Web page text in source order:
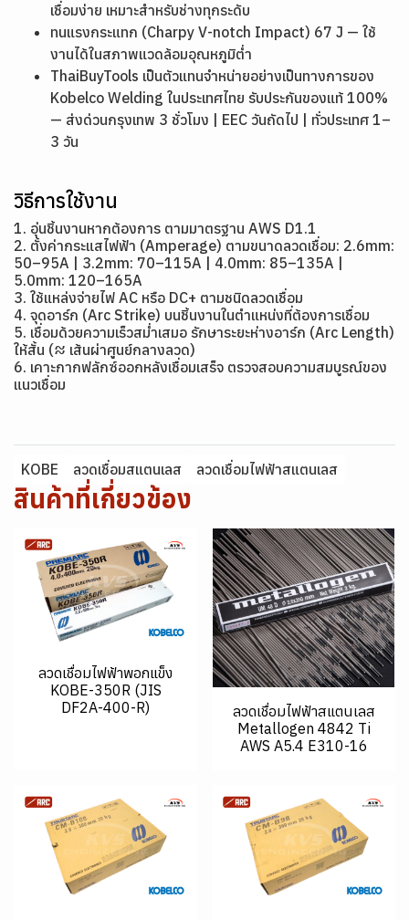
เชื่อมง่าย เหมาะสำหรับช่างทุกระดับ
ทนแรงกระแทก (Charpy V-notch Impact) 67 J — ใช้
งานได้ในสภาพแวดล้อมอุณหภูมิต่ำ
ThaiBuyTools เป็นตัวแทนจำหน่ายอย่างเป็นทางการของ
Kobelco Welding ในประเทศไทย รับประกันของแท้ 100%
— ส่งด่วนกรุงเทพ 3 ชั่วโมง | EEC วันถัดไป | ทั่วประเทศ 1–
3 วัน
วิธีการใช้งาน
1. อุ่นชิ้นงานหากต้องการ ตามมาตรฐาน AWS D1.1
2. ตั้งค่ากระแสไฟฟ้า (Amperage) ตามขนาดลวดเชื่อม: 2.6mm:
50–95A | 3.2mm: 70–115A | 4.0mm: 85–135A |
5.0mm: 120–165A
3. ใช้แหล่งจ่ายไฟ AC หรือ DC+ ตามชนิดลวดเชื่อม
4. จุดอาร์ก (Arc Strike) บนชิ้นงานในตำแหน่งที่ต้องการเชื่อม
5. เชื่อมด้วยความเร็วสม่ำเสมอ รักษาระยะห่างอาร์ก (Arc Length)
ให้สั้น (≈ เส้นผ่าศูนย์กลางลวด)
6. เคาะกากฟลักซ์ออกหลังเชื่อมเสร็จ ตรวจสอบความสมบูรณ์ของ
แนวเชื่อม
KOBE ลวดเชื่อมสแตนเลส ลวดเชื่อมไฟฟ้าสแตนเลส
สินค้าที่เกี่ยวข้อง
ลวดเชื่อมไฟฟ้าพอกแข็ง
KOBE-350R (JIS
DF2A-400-R)
ลวดเชื่อมไฟฟ้าสแตนเลส
Metallogen 4842 Ti
AWS A5.4 E310-16